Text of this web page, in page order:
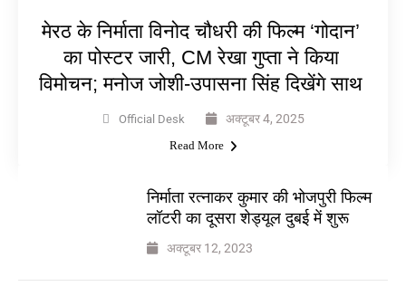
मेरठ के निर्माता विनोद चौधरी की फिल्म ‘गोदान’
का पोस्टर जारी, CM रेखा गुप्ता ने किया
विमोचन; मनोज जोशी-उपासना सिंह दिखेंगे साथ
Official Desk अक्टूबर 4, 2025
Read More
निर्माता रत्नाकर कुमार की भोजपुरी फिल्म
लॉटरी का दूसरा शेड्यूल दुबई में शुरू
अक्टूबर 12, 2023